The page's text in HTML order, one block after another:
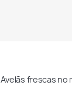
Avelãs frescas no